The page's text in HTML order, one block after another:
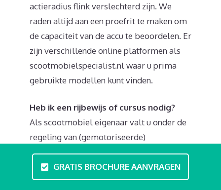
actieradius flink verslechterd zijn. We
raden altijd aan een proefrit te maken om
de capaciteit van de accu te beoordelen. Er
zijn verschillende online platformen als
scootmobielspecialist.nl waar u prima
gebruikte modellen kunt vinden.
Heb ik een rijbewijs of cursus nodig?
Als scootmobiel eigenaar valt u onder de
regeling van (gemotoriseerde)
gehandicaptenvoertuigen. Een rijbewijs of
bromfietscertificaat is niet nodig. U bent
vrij om te gaan naar een
GRATIS BROCHURE AANVRAGEN